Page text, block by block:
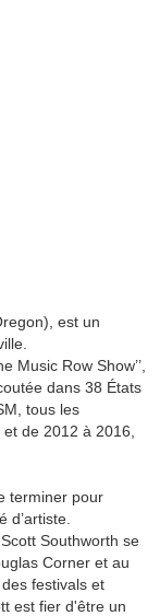
est un
Music Row Show’’,
dans 38 États
tous les
de 2012 à 2016,
terminer pour
d’artiste.
Southworth se
Corner et au
festivals et
est fier d'être un